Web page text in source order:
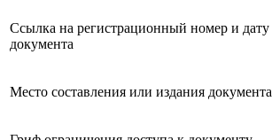
Ссылка на регистрационный номер и дату
документа
Место составления или издания документа